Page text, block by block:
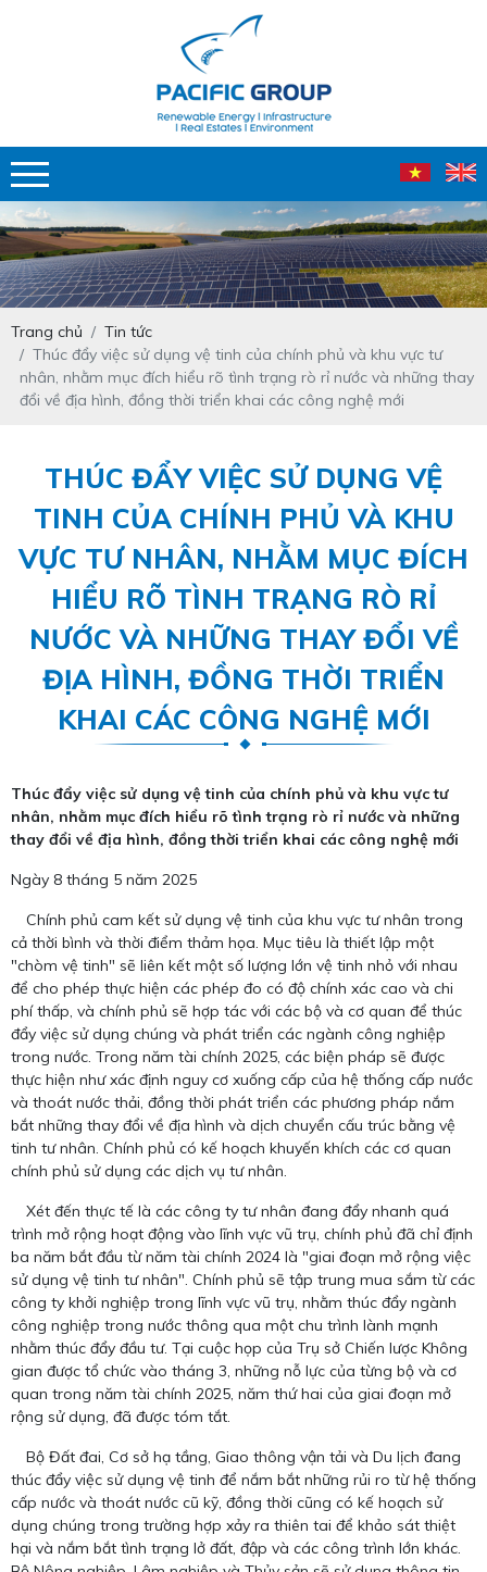
Trang chủ
Tin tức
Thúc đẩy việc sử dụng vệ tinh của chính phủ và khu vực tư
nhân, nhằm mục đích hiểu rõ tình trạng rò rỉ nước và những thay
đổi về địa hình, đồng thời triển khai các công nghệ mới
THÚC ĐẨY VIỆC SỬ DỤNG VỆ
TINH CỦA CHÍNH PHỦ VÀ KHU
VỰC TƯ NHÂN, NHẰM MỤC ĐÍCH
HIỂU RÕ TÌNH TRẠNG RÒ RỈ
NƯỚC VÀ NHỮNG THAY ĐỔI VỀ
ĐỊA HÌNH, ĐỒNG THỜI TRIỂN
KHAI CÁC CÔNG NGHỆ MỚI
Thúc đẩy việc sử dụng vệ tinh của chính phủ và khu vực tư
nhân, nhằm mục đích hiểu rõ tình trạng rò rỉ nước và những
thay đổi về địa hình, đồng thời triển khai các công nghệ mới
Ngày 8 tháng 5 năm 2025
Chính phủ cam kết sử dụng vệ tinh của khu vực tư nhân trong
cả thời bình và thời điểm thảm họa. Mục tiêu là thiết lập một
"chòm vệ tinh" sẽ liên kết một số lượng lớn vệ tinh nhỏ với nhau
để cho phép thực hiện các phép đo có độ chính xác cao và chi
phí thấp, và chính phủ sẽ hợp tác với các bộ và cơ quan để thúc
đẩy việc sử dụng chúng và phát triển các ngành công nghiệp
trong nước. Trong năm tài chính 2025, các biện pháp sẽ được
thực hiện như xác định nguy cơ xuống cấp của hệ thống cấp nước
và thoát nước thải, đồng thời phát triển các phương pháp nắm
bắt những thay đổi về địa hình và dịch chuyển cấu trúc bằng vệ
tinh tư nhân. Chính phủ có kế hoạch khuyến khích các cơ quan
chính phủ sử dụng các dịch vụ tư nhân.
Xét đến thực tế là các công ty tư nhân đang đẩy nhanh quá
trình mở rộng hoạt động vào lĩnh vực vũ trụ, chính phủ đã chỉ định
ba năm bắt đầu từ năm tài chính 2024 là "giai đoạn mở rộng việc
sử dụng vệ tinh tư nhân". Chính phủ sẽ tập trung mua sắm từ các
công ty khởi nghiệp trong lĩnh vực vũ trụ, nhằm thúc đẩy ngành
công nghiệp trong nước thông qua một chu trình lành mạnh
nhằm thúc đẩy đầu tư. Tại cuộc họp của Trụ sở Chiến lược Không
gian được tổ chức vào tháng 3, những nỗ lực của từng bộ và cơ
quan trong năm tài chính 2025, năm thứ hai của giai đoạn mở
rộng sử dụng, đã được tóm tắt.
Bộ Đất đai, Cơ sở hạ tầng, Giao thông vận tải và Du lịch đang
thúc đẩy việc sử dụng vệ tinh để nắm bắt những rủi ro từ hệ thống
cấp nước và thoát nước cũ kỹ, đồng thời cũng có kế hoạch sử
dụng chúng trong trường hợp xảy ra thiên tai để khảo sát thiệt
hại và nắm bắt tình trạng lở đất, đập và các công trình lớn khác.